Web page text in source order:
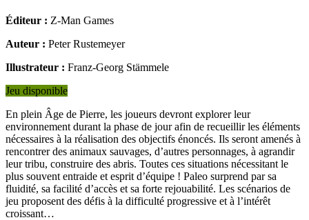
Éditeur : Z-Man Games
Auteur : Peter Rustemeyer
Illustrateur : Franz-Georg Stämmele
Jeu disponible
En plein Âge de Pierre, les joueurs devront explorer leur
environnement durant la phase de jour afin de recueillir les éléments
nécessaires à la réalisation des objectifs énoncés. Ils seront amenés à
rencontrer des animaux sauvages, d’autres personnages, à agrandir
leur tribu, construire des abris. Toutes ces situations nécessitant le
plus souvent entraide et esprit d’équipe ! Paleo surprend par sa
fluidité, sa facilité d’accès et sa forte rejouabilité. Les scénarios de
jeu proposent des défis à la difficulté progressive et à l’intérêt
croissant…